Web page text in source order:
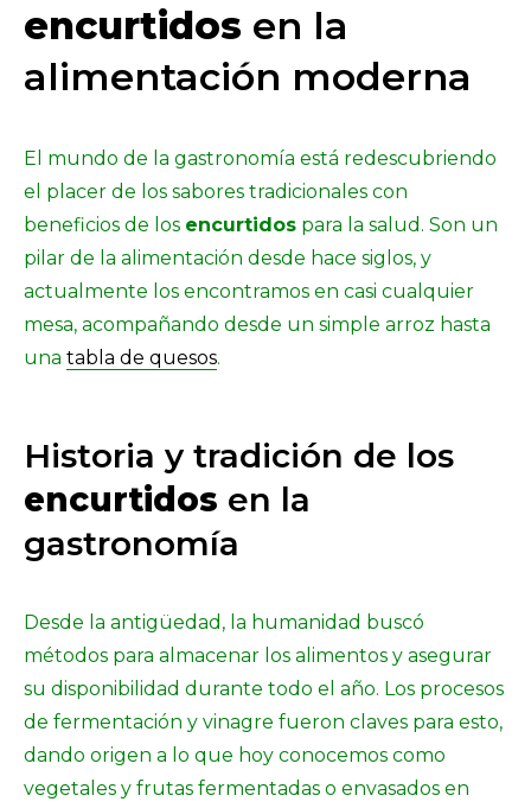
encurtidos en la
alimentación moderna
El mundo de la gastronomía está redescubriendo
el placer de los sabores tradicionales con
beneficios de los encurtidos para la salud. Son un
pilar de la alimentación desde hace siglos, y
actualmente los encontramos en casi cualquier
mesa, acompañando desde un simple arroz hasta
una tabla de quesos.
Historia y tradición de los
encurtidos en la
gastronomía
Desde la antigüedad, la humanidad buscó
métodos para almacenar los alimentos y asegurar
su disponibilidad durante todo el año. Los procesos
de fermentación y vinagre fueron claves para esto,
dando origen a lo que hoy conocemos como
vegetales y frutas fermentadas o envasados en